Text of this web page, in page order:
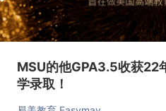
MSU的他GPA3.5收获22
学录取！